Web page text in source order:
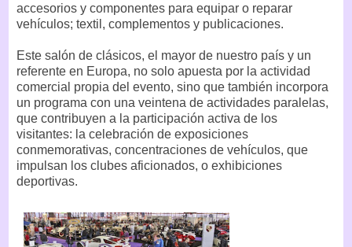
accesorios y componentes para equipar o reparar
vehículos; textil, complementos y publicaciones.
Este salón de clásicos, el mayor de nuestro país y un
referente en Europa, no solo apuesta por la actividad
comercial propia del evento, sino que también incorpora
un programa con una veintena de actividades paralelas,
que contribuyen a la participación activa de los
visitantes: la celebración de exposiciones
conmemorativas, concentraciones de vehículos, que
impulsan los clubes aficionados, o exhibiciones
deportivas.